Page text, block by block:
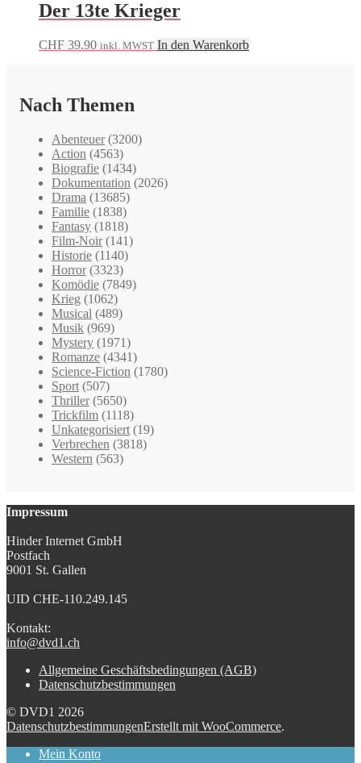
Der 13te Krieger
CHF 39.90 inkl. MWST In den Warenkorb
Nach Themen
Abenteuer (3200)
Action (4563)
Biografie (1434)
Dokumentation (2026)
Drama (13685)
Familie (1838)
Fantasy (1818)
Film-Noir (141)
Historie (1140)
Horror (3323)
Komödie (7849)
Krieg (1062)
Musical (489)
Musik (969)
Mystery (1971)
Romanze (4341)
Science-Fiction (1780)
Sport (507)
Thriller (5650)
Trickfilm (1118)
Unkategorisiert (19)
Verbrechen (3818)
Western (563)
Impressum
Hinder Internet GmbH
Postfach
9001 St. Gallen
UID CHE-110.249.145
Kontakt:
info@dvd1.ch
Allgemeine Geschäftsbedingungen (AGB)
Datenschutzbestimmungen
© DVD1 2026
DatenschutzbestimmungenErstellt mit WooCommerce.
Mein Konto